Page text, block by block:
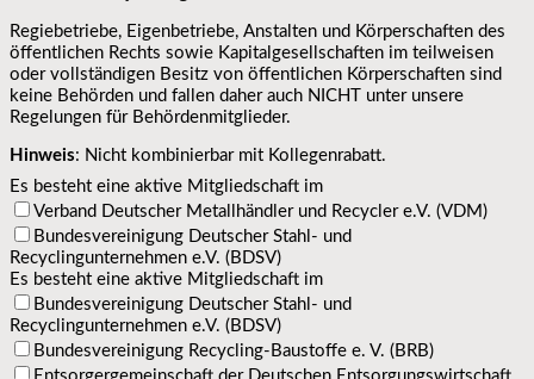
Regiebetriebe, Eigenbetriebe, Anstalten und Körperschaften des
öffentlichen Rechts sowie Kapitalgesellschaften im teilweisen
oder vollständigen Besitz von öffentlichen Körperschaften sind
keine Behörden und fallen daher auch NICHT unter unsere
Regelungen für Behördenmitglieder.
Hinweis: Nicht kombinierbar mit Kollegenrabatt.
Es besteht eine aktive Mitgliedschaft im
Verband Deutscher Metallhändler und Recycler e.V. (VDM)
Bundesvereinigung Deutscher Stahl- und
Recyclingunternehmen e.V. (BDSV)
Es besteht eine aktive Mitgliedschaft im
Bundesvereinigung Deutscher Stahl- und
Recyclingunternehmen e.V. (BDSV)
Bundesvereinigung Recycling-Baustoffe e. V. (BRB)